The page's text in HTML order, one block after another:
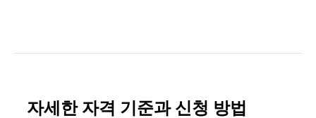
자세한 자격 기준과 신청 방법